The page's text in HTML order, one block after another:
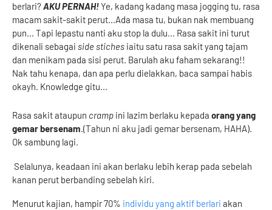
berlari?AKU PERNAH!Ye, kadang kadang masa jogging tu, rasa
macam sakit-sakit perut...Ada masa tu, bukan nak membuang
pun... Tapi lepastu nanti aku stop la dulu... Rasa sakit ini turut
dikenali sebagai side stiches iaitu satu rasa sakit yang tajam
dan menikam pada sisi perut. Barulah aku faham sekarang!!
Nak tahu kenapa, dan apa perlu dielakkan, baca sampai habis
okayh. Knowledge gitu...
Rasa sakit ataupun cramp ini lazim berlaku kepada orang yang
gemar bersenam.(Tahun ni aku jadi gemar bersenam, HAHA).
Ok sambung lagi.
Selalunya, keadaan ini akan berlaku lebih kerap pada sebelah
kanan perut berbanding sebelah kiri.
Menurut kajian, hampir 70% individu yang aktif berlari akan